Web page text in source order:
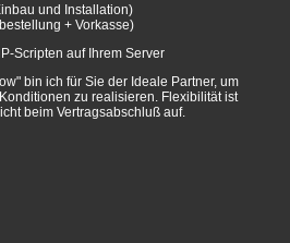
und Installation)
+ Vorkasse)
Scripten auf Ihrem Server
bin ich für Sie der Ideale Partner, um
zu realisieren. Flexibilität ist
beim Vertragsabschluß auf.